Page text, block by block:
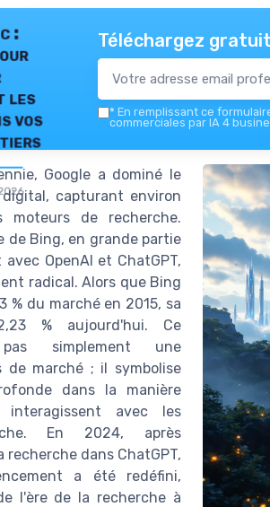
:
les
vos
Téléchargez
* En remplissant ce
commerciales par IA 4
Google a dominé le
capturant environ
de recherche.
de Bing, en grande partie
OpenAI et ChatGPT,
radical. Alors que Bing
% du marché en 2015, sa
% aujourd'hui. Ce
simplement une
de marché ; il symbolise
dans la manière
avec les
En 2024, après
dans ChatGPT,
a été redéfini,
l'ère de la recherche à